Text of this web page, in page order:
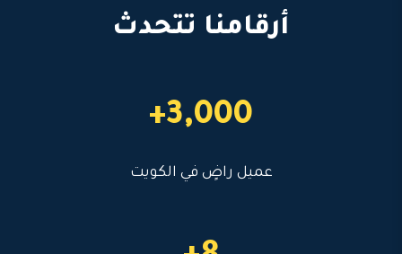
أرقامنا تتحدث
3,000+
عميل راضٍ في الكويت